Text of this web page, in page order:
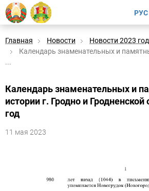
РУС
Главная Новости
Новости 2023
Календарь знаменательных и
...
Календарь знаменательных и
истории г. Гродно и Гродненской
год
11 мая 2023